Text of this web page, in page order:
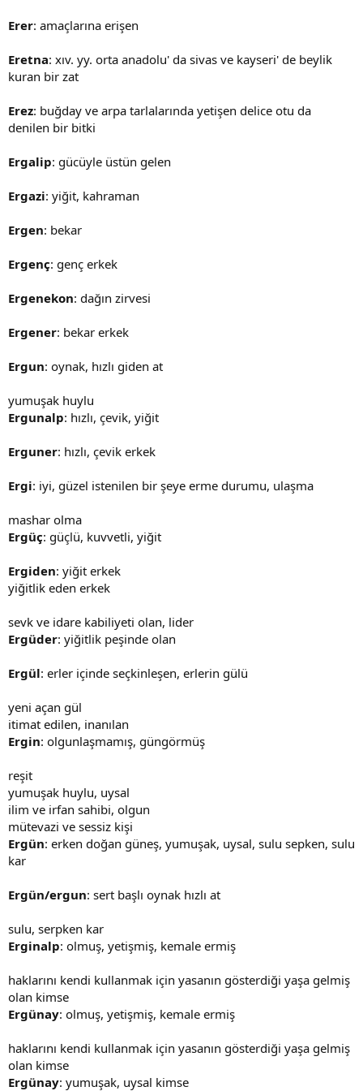
Erer: amaçlarına erişen
Eretna: xıv. yy. orta anadolu' da sivas ve kayseri' de beylik
kuran bir zat
Erez: buğday ve arpa tarlalarında yetişen delice otu da
denilen bir bitki
Ergalip: gücüyle üstün gelen
Ergazi: yiğit, kahraman
Ergen: bekar
Ergenç: genç erkek
Ergenekon: dağın zirvesi
Ergener: bekar erkek
Ergun: oynak, hızlı giden at
yumuşak huylu
Ergunalp: hızlı, çevik, yiğit
Erguner: hızlı, çevik erkek
Ergi: iyi, güzel istenilen bir şeye erme durumu, ulaşma
mashar olma
Ergüç: güçlü, kuvvetli, yiğit
Ergiden: yiğit erkek
yiğitlik eden erkek
sevk ve idare kabiliyeti olan, lider
Ergüder: yiğitlik peşinde olan
Ergül: erler içinde seçkinleşen, erlerin gülü
yeni açan gül
itimat edilen, inanılan
Ergin: olgunlaşmamış, güngörmüş
reşit
yumuşak huylu, uysal
ilim ve irfan sahibi, olgun
mütevazi ve sessiz kişi
Ergün: erken doğan güneş, yumuşak, uysal, sulu sepken, sulu
kar
Ergün/ergun: sert başlı oynak hızlı at
sulu, serpken kar
Erginalp: olmuş, yetişmiş, kemale ermiş
haklarını kendi kullanmak için yasanın gösterdiği yaşa gelmiş
olan kimse
Ergünay: olmuş, yetişmiş, kemale ermiş
haklarını kendi kullanmak için yasanın gösterdiği yaşa gelmiş
olan kimse
Ergünay: yumuşak, uysal kimse